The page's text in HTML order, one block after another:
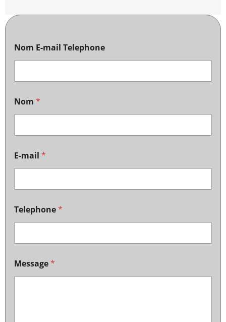
Nom E-mail Telephone
Nom *
E-mail *
Telephone*
Message*